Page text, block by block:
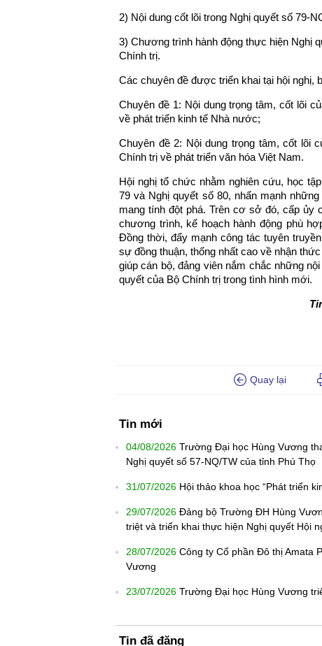
2) Nội dung cốt lõi trong Nghị quyết số 79-
3) Chương trình hành động thực hiện Nghị
Chính trị.
Các chuyên đề được triển khai tại hội nghị,
Chuyên đề 1: Nội dung trọng tâm, cốt lõi
về phát triển kinh tế Nhà nước;
Chuyên đề 2: Nội dung trọng tâm, cốt lõi
Chính trị về phát triển văn hóa Việt Nam.
Hội nghị tổ chức nhằm nghiên cứu, học
79 và Nghị quyết số 80, nhấn mạnh
mang tính đột phá. Trên cơ sở đó, cấp ủy
chương trình, kế hoạch hành động phù
Đồng thời, đẩy mạnh công tác tuyên
sự đồng thuận, thống nhất cao về nhận
giúp cán bộ, đảng viên nắm chắc những
quyết của Bộ Chính trị trong tình hình mới.
Quay lại
Tin mới
04/08/2026 Trường Đại học Hùng Vương
Nghị quyết số 57-NQ/TW của tỉnh Phú Thọ
31/07/2026 Hội thảo khoa học “Phát triển
29/07/2026 Đảng bộ Trường ĐH Hùng
triệt và triển khai thực hiện Nghị quyết Hội
28/07/2026 Công ty Cổ phần Đô thị Amata
Vương
23/07/2026 Trường Đại học Hùng Vương
Tin đã đăng